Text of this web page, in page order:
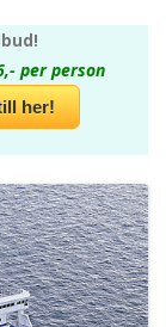
per person
her!